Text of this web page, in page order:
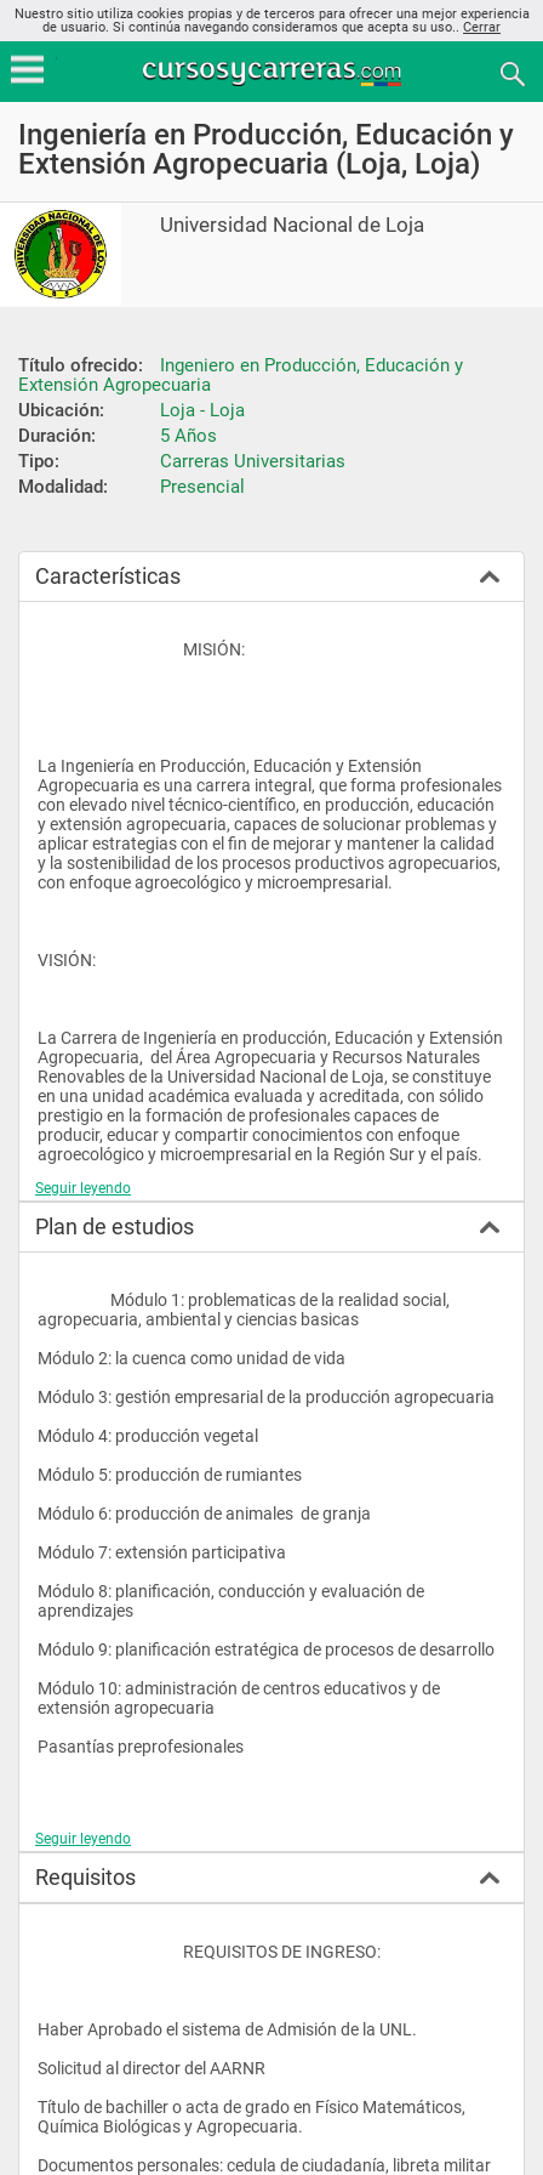
Nuestro sitio utiliza cookies propias y de terceros para ofrecer una mejor experiencia
de usuario. Si continúa navegando consideramos que acepta su uso.. Cerrar
Ingeniería en Producción, Educación y
Extensión Agropecuaria (Loja, Loja)
Universidad Nacional de Loja
Título ofrecido:
Ingeniero en Producción, Educación y
Extensión Agropecuaria
Ubicación:
Loja - Loja
Duración:
5 Años
Tipo:
Carreras Universitarias
Modalidad:
Presencial
Características
					MISIÓN:
La Ingeniería en Producción, Educación y Extensión
Agropecuaria es una carrera integral, que forma profesionales
con elevado nivel técnico-científico, en producción, educación
y extensión agropecuaria, capaces de solucionar problemas y
aplicar estrategias con el fin de mejorar y mantener la calidad
y la sostenibilidad de los procesos productivos agropecuarios,
con enfoque agroecológico y microempresarial.
VISIÓN:
La Carrera de Ingeniería en producción, Educación y Extensión
Agropecuaria,  del Área Agropecuaria y Recursos Naturales
Renovables de la Universidad Nacional de Loja, se constituye
en una unidad académica evaluada y acreditada, con sólido
prestigio en la formación de profesionales capaces de
producir, educar y compartir conocimientos con enfoque
agroecológico y microempresarial en la Región Sur y el país.
OBJETIVOS:
Formar talentos humanos que manejen alternativas
productivas con enfoque agroecológico y micro empresarial,
para direccionar los procesos técnicos productivos,
educativos y de extensión agropecuaria orientadas al
desarrollo.
Contribuir a la generación, adaptación, sistematización y
difusión de tecnologías mediante la investigación científica
para aportar en la superación de problemas locales y
regionales, relacionados con la producción, educación y
extensión agropecuaria.
Contribuir a mejorar la eficiencia de los procesos y acciones de
extensión agropecuaria comunitaria
Vinculación de las actividades de formación académica con
procesos de gestión y desarrollo socio-organizativo
comunitario.
PERFIL PROFESIONAL:
Amplios conocimientos y habilidades para la formulación,
gestión, ejecución, seguimiento y evaluación del proyecto
productivo de la unidad de producción agropecuaria familiar o
micro empresarial en función de sus objetivos y recursos
Amplios conocimientos, habilidades y actitudes para realizar
acondicionamiento,  almacenamiento y transporte de los
escala de productos alimenticios de origen vegetal y animal
procesos de aprendizaje
Seguir leyendo
Plan de estudios
agropecuaria, ambiental y ciencias basicas
Módulo 2: la cuenca como unidad de vida
Módulo 3: gestión empresarial de la producción agropecuaria
Módulo 4: producción vegetal
Módulo 5: producción de rumiantes
Módulo 6: producción de animales  de granja
Módulo 7: extensión participativa
Módulo 8: planificación, conducción y evaluación de
aprendizajes
Módulo 9: planificación estratégica de procesos de desarrollo
Módulo 10: administración de centros educativos y de
extensión agropecuaria
Pasantías preprofesionales
Seguir leyendo
Requisitos
					REQUISITOS DE INGRESO:
Haber Aprobado el sistema de Admisión de la UNL.
Solicitud al director del AARNR
Título de bachiller o acta de grado en Físico Matemáticos,
Química Biológicas y Agropecuaria.
Documentos personales: cedula de ciudadanía, libreta militar